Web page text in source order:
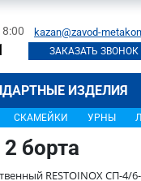
kazan@zavod-
ЗАКАЗАТЬ ЗВОНОК
ИЗДЕЛИЯ
СКАМЕЙКИ УРНЫ
борта
RESTOINOX СП-4/